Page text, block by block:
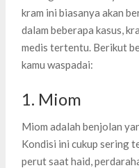
kram ini biasanya akan
dalam beberapa kasus,
medis tertentu. Berikut
kamu waspadai:
1. Miom
Miom adalah benjolan
Kondisi ini cukup sering
perut saat haid,